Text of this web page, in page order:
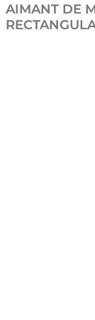
AIMANT DE